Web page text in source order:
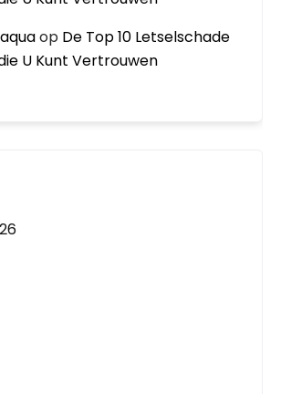
op De Top 10 Letselschade
U Kunt Vertrouwen